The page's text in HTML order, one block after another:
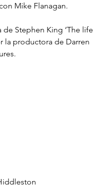
Mike Flanagan.
de Stephen King ‘The life
la productora de Darren